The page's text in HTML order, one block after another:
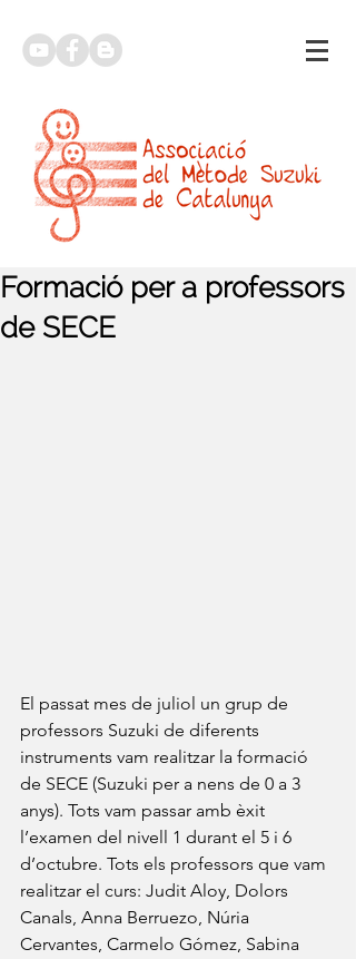
Formació per a professors
de SECE
El passat mes de juliol un grup de
professors Suzuki de diferents
instruments vam realitzar la formació
de SECE (Suzuki per a nens de 0 a 3
anys). Tots vam passar amb èxit
l’examen del nivell 1 durant el 5 i 6
d’octubre. Tots els professors que vam
realitzar el curs: Judit Aloy, Dolors
Canals, Anna Berruezo, Núria
Cervantes, Carmelo Gómez, Sabina